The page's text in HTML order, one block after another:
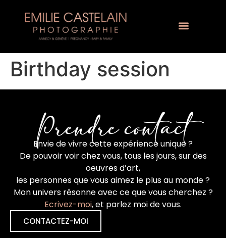
Birthday session
Prendre contact
Envie de vivre cette expérience unique ?
De pouvoir voir chez vous, tous les jours, sur des
oeuvres d’art,
les personnes que vous aimez le plus au monde ?
Mon univers résonne avec ce que vous cherchez ?
Ecrivez-moi, et parlez moi de vous.
CONTACTEZ-MOI